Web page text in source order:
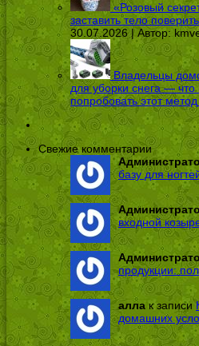
«Розовый
заставить тело
30.07.2026 | Автор:
Владельцы
для уборки снега —
попробовать этот метод
Свежие комментарии
базу для
входной
продукции:
алла к записи
домашних